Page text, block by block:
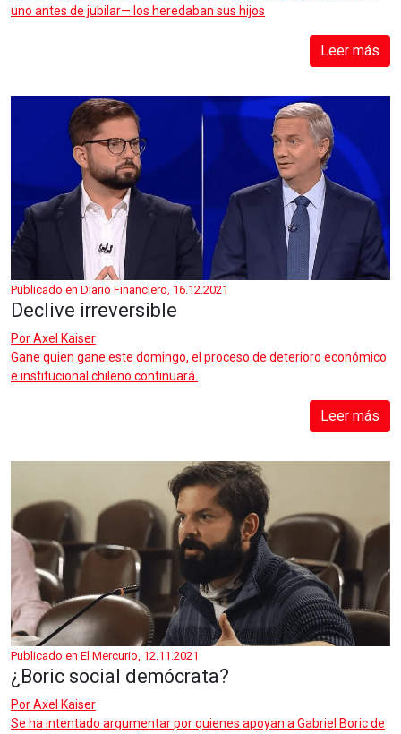
uno antes de jubilar— los heredaban sus hijos
Leer más
Publicado en Diario Financiero, 16.12.2021
Declive irreversible
PorAxel Kaiser
Gane quien gane este domingo, el proceso de deterioro económico
e institucional chileno continuará.
Leer más
Publicado en El Mercurio, 12.11.2021
¿Boric social demócrata?
PorAxel Kaiser
Se ha intentado argumentar por quienes apoyan a Gabriel Boric de